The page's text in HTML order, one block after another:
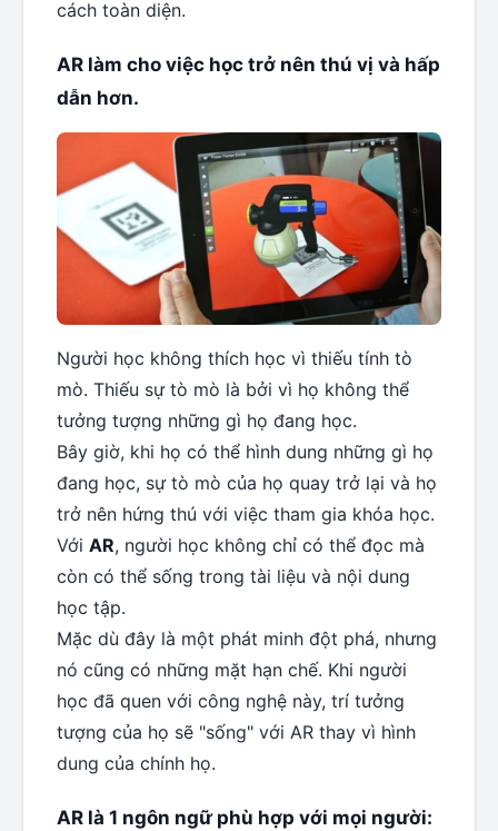
cách toàn diện.
AR làm cho việc học trở nên thú vị và hấp
dẫn hơn.
Người học không thích học vì thiếu tính tò
mò. Thiếu sự tò mò là bởi vì họ không thể
tưởng tượng những gì họ đang học.
Bây giờ, khi họ có thể hình dung những gì họ
đang học, sự tò mò của họ quay trở lại và họ
trở nên hứng thú với việc tham gia khóa học.
Với AR, người học không chỉ có thể đọc mà
còn có thể sống trong tài liệu và nội dung
học tập.
Mặc dù đây là một phát minh đột phá, nhưng
nó cũng có những mặt hạn chế. Khi người
học đã quen với công nghệ này, trí tưởng
tượng của họ sẽ "sống" với AR thay vì hình
dung của chính họ.
AR là 1 ngôn ngữ phù hợp với mọi người: